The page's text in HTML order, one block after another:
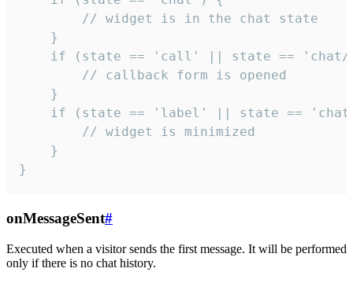
        // widget is in the chat state
    }
if (state == 'call' || state ==
        // callback form is opened
    }
if (state == 'label' || state ==
        // widget is minimized
    }
}
onMessageSent#
Executed when a visitor sends the first message. It will be performed
only if there is no chat history.